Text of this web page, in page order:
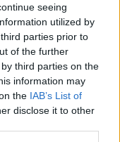
seeing
utilized by
parties prior to
of the further
third parties on the
information may
the IAB’s List of
disclose it to other
vai ter custo
Unidos, sendo
mensais ou